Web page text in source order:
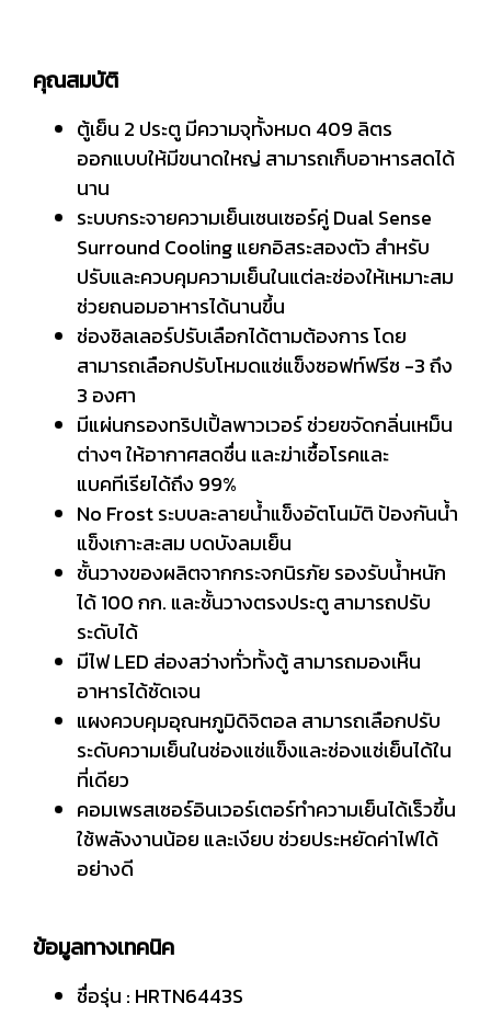
คุณสมบัติ
ตู้เย็น 2 ประตู มีความจุทั้งหมด 409 ลิตร
ออกแบบให้มีขนาดใหญ่ สามารถเก็บอาหารสดได้
นาน
ระบบกระจายความเย็นเซนเซอร์คู่ Dual Sense
Surround Cooling แยกอิสระสองตัว สำหรับ
ปรับและควบคุมความเย็นในแต่ละช่องให้เหมาะสม
ช่วยถนอมอาหารได้นานขึ้น
ช่องชิลเลอร์ปรับเลือกได้ตามต้องการ โดย
สามารถเลือกปรับโหมดแช่แข็งซอฟท์ฟรีซ -3 ถึง
3 องศา
มีแผ่นกรองทริปเปิ้ลพาวเวอร์ ช่วยขจัดกลิ่นเหม็น
ต่างๆ ให้อากาศสดชื่น และฆ่าเชื้อโรคและ
แบคทีเรียได้ถึง 99%
No Frost ระบบละลายน้ำแข็งอัตโนมัติ ป้องกันน้ำ
แข็งเกาะสะสม บดบังลมเย็น
ชั้นวางของผลิตจากกระจกนิรภัย รองรับน้ำหนัก
ได้ 100 กก. และชั้นวางตรงประตู สามารถปรับ
ระดับได้
มีไฟ LED ส่องสว่างทั่วทั้งตู้ สามารถมองเห็น
อาหารได้ชัดเจน
แผงควบคุมอุณหภูมิดิจิตอล สามารถเลือกปรับ
ระดับความเย็นในช่องแช่แข็งและช่องแช่เย็นได้ใน
ที่เดียว
คอมเพรสเซอร์อินเวอร์เตอร์ทำความเย็นได้เร็วขึ้น
ใช้พลังงานน้อย และเงียบ ช่วยประหยัดค่าไฟได้
อย่างดี
ข้อมูลทางเทคนิค
ชื่อรุ่น : HRTN6443S